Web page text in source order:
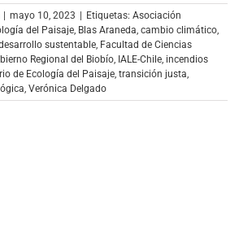
| mayo 10, 2023 | Etiquetas: Asociación
del Paisaje Blas Araneda cambio climático
sustentable Facultad de Ciencias
Regional del Biobío IALE-Chile incendios
de Ecología del Paisaje transición justa
Verónica Delgado